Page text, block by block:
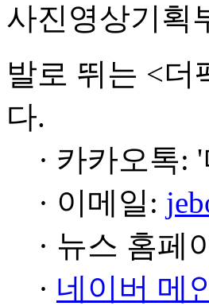
사진영상기획
발로 뛰는 <더
다.
· 카카오톡:
· 이메일:
· 뉴스 홈페
· 네이버 메